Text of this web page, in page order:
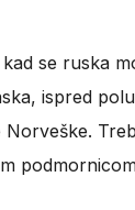
se ruska
ispred